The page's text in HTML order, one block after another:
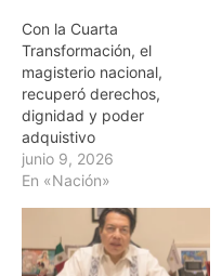
Con la Cuarta
Transformación, el
magisterio nacional,
recuperó derechos,
dignidad y poder
adquistivo
junio 9, 2026
En «Nación»